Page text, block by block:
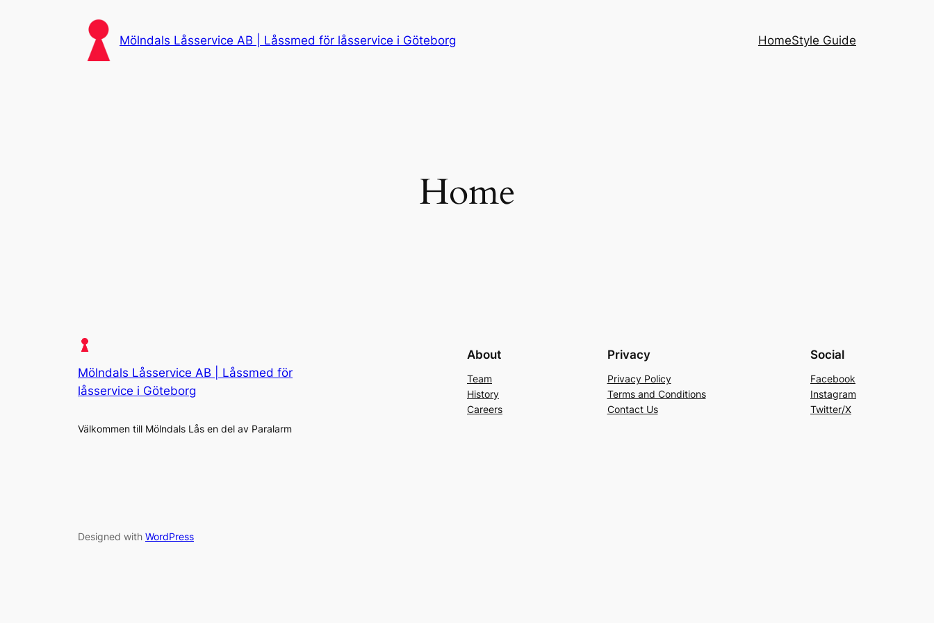
Mölndals Låsservice AB | Låssmed för låsservice i Göteborg HomeStyle Guide
Home
Mölndals Låsservice AB | Låssmed för
låsservice i Göteborg
Välkommen till Mölndals Lås en del av Paralarm
About
Team
History
Careers
Privacy
Privacy Policy
Terms and Conditions
Contact Us
Social
Facebook
Instagram
Twitter/X
Designed with WordPress